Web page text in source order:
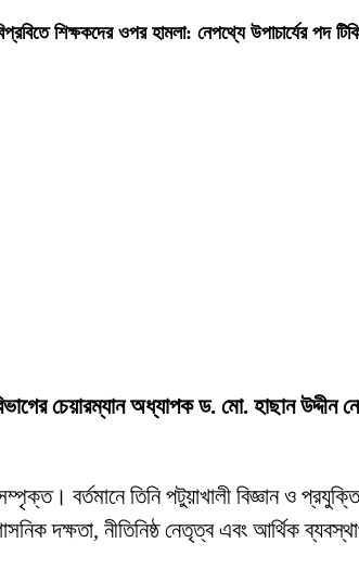
শিক্ষকদের ওপর হামলা: নেপথ্যে উপাচার্যের পদ
চেয়ারম্যান অধ্যাপক ড. মো. হাছান উদ্দীন
বর্তমানে তিনি পটুয়াখালী বিজ্ঞান ও
দক্ষতা, নীতিনিষ্ঠ নেতৃত্ব এবং আর্থিক